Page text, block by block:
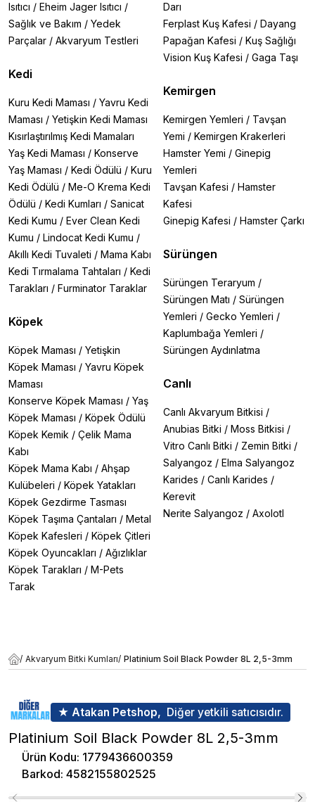
Isıtıcı / Eheim Jager Isıtıcı /
Sağlık ve Bakım / Yedek
Parçalar / Akvaryum Testleri
Kedi
Kuru Kedi Maması / Yavru Kedi
Maması / Yetişkin Kedi Maması
Kısırlaştırılmış Kedi Mamaları
Yaş Kedi Maması / Konserve
Yaş Maması / Kedi Ödülü / Kuru
Kedi Ödülü / Me-O Krema Kedi
Ödülü / Kedi Kumları / Sanicat
Kedi Kumu / Ever Clean Kedi
Kumu / Lindocat Kedi Kumu /
Akıllı Kedi Tuvaleti / Mama Kabı
Kedi Tırmalama Tahtaları / Kedi
Tarakları / Furminator Taraklar
Köpek
Köpek Maması / Yetişkin
Köpek Maması / Yavru Köpek
Maması
Konserve Köpek Maması / Yaş
Köpek Maması / Köpek Ödülü
Köpek Kemik / Çelik Mama
Kabı
Köpek Mama Kabı / Ahşap
Kulübeleri / Köpek Yatakları
Köpek Gezdirme Tasması
Köpek Taşıma Çantaları / Metal
Köpek Kafesleri / Köpek Çitleri
Köpek Oyuncakları / Ağızlıklar
Köpek Tarakları / M-Pets
Tarak
Darı
Ferplast Kuş Kafesi / Dayang
Papağan Kafesi / Kuş Sağlığı
Vision Kuş Kafesi / Gaga Taşı
Kemirgen
Kemirgen Yemleri / Tavşan
Yemi / Kemirgen Krakerleri
Hamster Yemi / Ginepig
Yemleri
Tavşan Kafesi / Hamster
Kafesi
Ginepig Kafesi / Hamster Çarkı
Sürüngen
Sürüngen Teraryum /
Sürüngen Matı / Sürüngen
Yemleri / Gecko Yemleri /
Kaplumbağa Yemleri /
Sürüngen Aydınlatma
Canlı
Canlı Akvaryum Bitkisi /
Anubias Bitki / Moss Bitkisi /
Vitro Canlı Bitki / Zemin Bitki /
Salyangoz / Elma Salyangoz
Karides / Canlı Karides /
Kerevit
Nerite Salyangoz / Axolotl
/ Akvaryum Bitki Kumları/ Platinium Soil Black Powder 8L 2,5-3mm
★ Atakan Petshop, Diğer yetkili satıcısıdır.
Platinium Soil Black Powder 8L 2,5-3mm
Ürün Kodu: 1779436600359
Barkod: 4582155802525